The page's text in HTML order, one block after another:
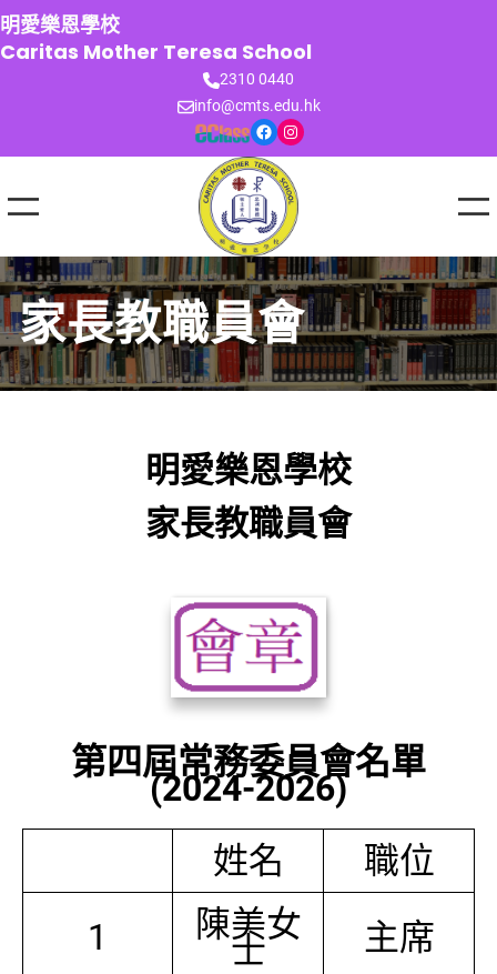
跳
至
主
明愛樂恩學校
Caritas Mother Teresa School
2310 0440
info@cmts.edu.hk
Facebook Instagram
家長教職員會
明愛樂恩學校
家長教職員會
第四屆常務委員會名單
(2024-2026)
姓名
職位
1
陳美女
士 主席